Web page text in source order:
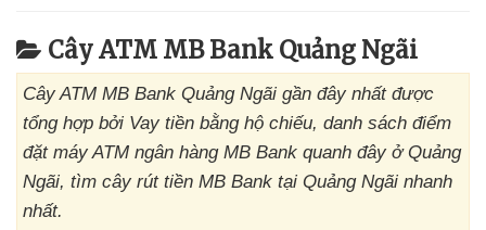
Cây ATM MB Bank Quảng Ngãi
Cây ATM MB Bank Quảng Ngãi gần đây nhất được
tổng hợp bởi Vay tiền bằng hộ chiếu, danh sách điểm
đặt máy ATM ngân hàng MB Bank quanh đây ở Quảng
Ngãi, tìm cây rút tiền MB Bank tại Quảng Ngãi nhanh
nhất.